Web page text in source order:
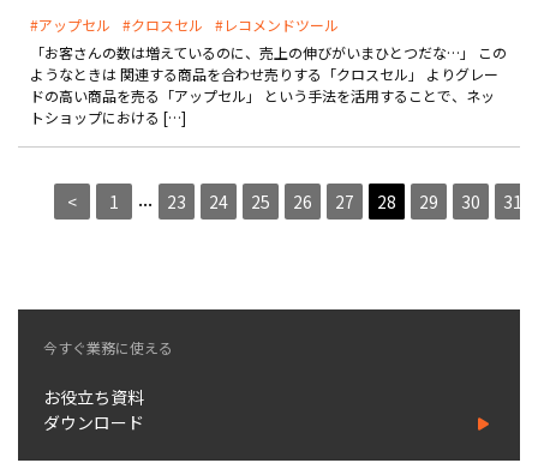
#アップセル #クロスセル
#レコメンドツール
「お客さんの数は増えているのに、売上の伸びがいまひとつだな…」 この
ようなときは 関連する商品を合わせ売りする「クロスセル」 よりグレー
ドの高い商品を売る「アップセル」 という手法を活用することで、ネッ
トショップにおける […]
< 1 ... 23 24 25 26 27 28 29 30 31
今すぐ業務に使える
お役立ち資料
ダウンロード